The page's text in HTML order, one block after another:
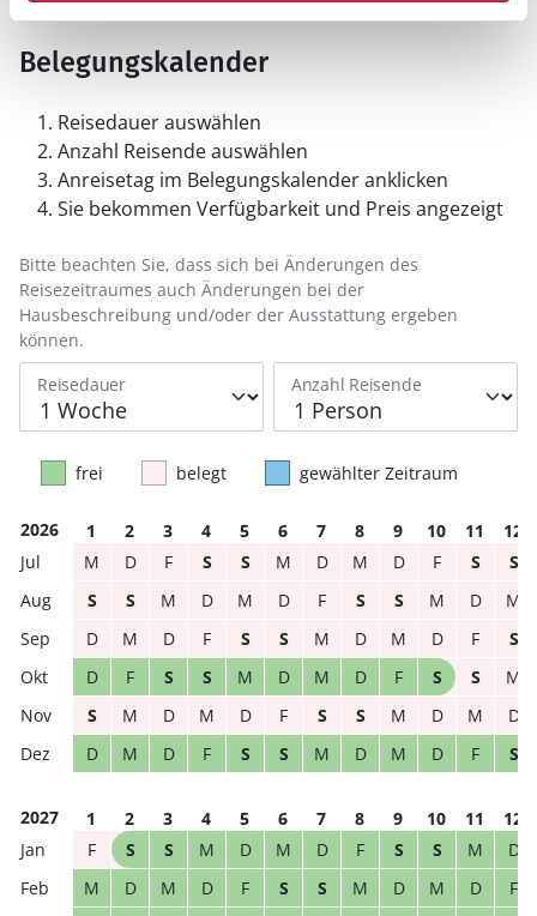
Belegungskalender
Reisedauer auswählen
Anzahl Reisende auswählen
Anreisetag im Belegungskalender anklicken
Sie bekommen Verfügbarkeit und Preis angezeigt
Reisedauer Anzahl Reisende
Bitte beachten Sie, dass sich bei Änderungen des
Reisezeitraumes auch Änderungen bei der
Hausbeschreibung und/oder der Ausstattung ergeben
können.
frei belegt gewählter Zeitraum
2026 1 2 3 4 5 6 7 8 9 10 11
12
M
D F S S M D M D F S
S
S
S M D M D F S S M D
M
D
M D F S S M D M D F
S
D
F S S M D M D F S S
M
S
M D M D F S S M D M
D
D
M D F S S M D M D F S
2027 1 2 3 4 5 6 7 8 9 10 11
12
F
S S M D M D F S S M
D
M
D M D F S S M D M D
F